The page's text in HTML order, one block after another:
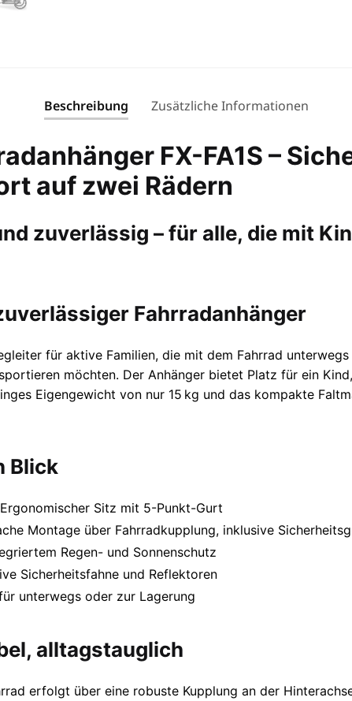
Beschreibung Zusätzliche Informationen
FX-FA1S –
auf zwei Rädern
zuverlässig – für alle, die mit
Fahrradanhänger
für aktive Familien, die mit dem Fahrrad
möchten. Der Anhänger bietet Platz für ein
Eigengewicht von nur 15 kg und das kompakte
Blick
Ergonomischer Sitz mit 5-Punkt-Gurt
Montage über Fahrradkupplung, inklusive
Regen- und Sonnenschutz
Sicherheitsfahne und Reflektoren
unterwegs oder zur Lagerung
alltagstauglich
erfolgt über eine robuste Kupplung an der